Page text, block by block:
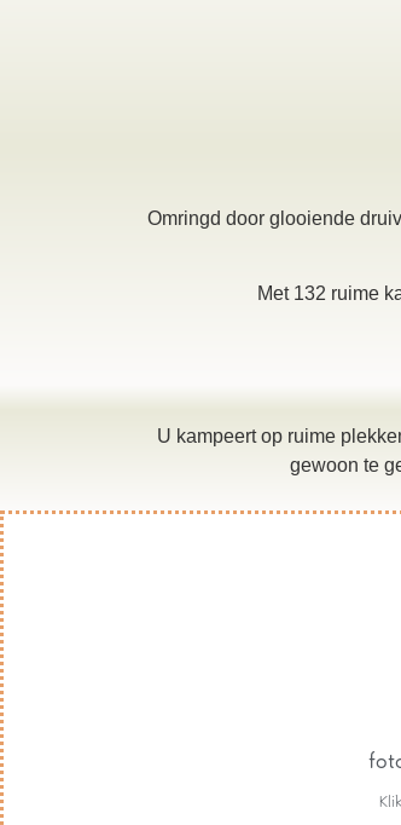
Omringd door glooiende
Met 132 ruime
U kampeert op ruime
gewoon te